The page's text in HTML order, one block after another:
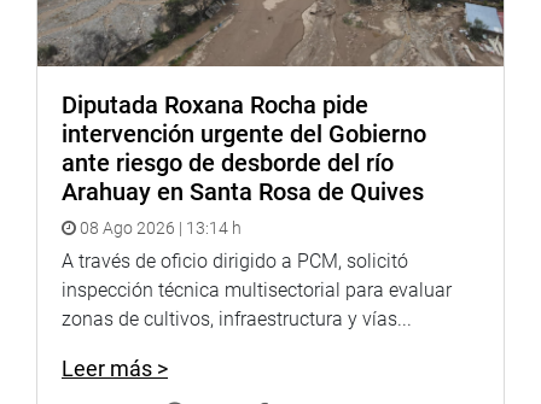
cual fortalecer esta especialidad representa una inversión
concreta en salud, prevención y futuro para el país.
Con esta actividad, el Congreso de la República reafirmó
su compromiso con la promoción de iniciativas
orientadas a fortalecer la salud materna y neonatal,
impulsando acciones que contribuyan al bienestar
integral de miles de madres y bebés peruanos.
Despacho de la congresista Milagros Jáuregui
Diputada Roxana Rocha pide
intervención urgente del Gobierno
ante riesgo de desborde del río
Arahuay en Santa Rosa de Quives
08 Ago 2026 | 13:14 h
A través de oficio dirigido a PCM, solicitó
inspección técnica multisectorial para evaluar
zonas de cultivos, infraestructura y vías...
Leer más >